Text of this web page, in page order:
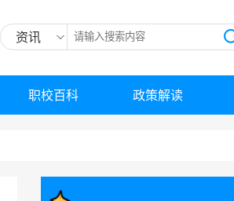
资讯
职校百科 政策解读